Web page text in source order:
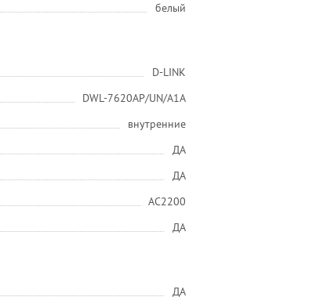
белый
D-LINK
DWL-7620AP/UN/A1A
внутренние
ДА
ДА
AC2200
ДА
ДА